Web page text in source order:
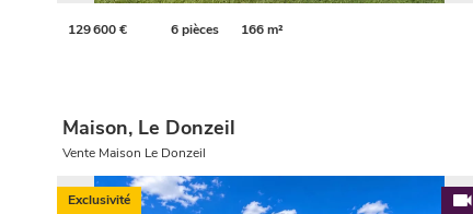
129 600 € 6 pièces 166 m²
Maison, Le Donzeil
Vente Maison Le Donzeil
Exclusivité